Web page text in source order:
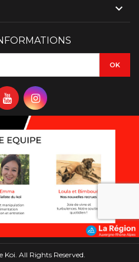

All Rights Reserved.